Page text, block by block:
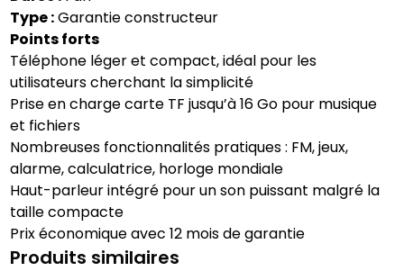
Type :Garantie constructeur
Points forts
Téléphone léger et compact, idéal pour les
utilisateurs cherchant la simplicité
Prise en charge carte TF jusqu’à 16 Go pour musique
et fichiers
Nombreuses fonctionnalités pratiques : FM, jeux,
alarme, calculatrice, horloge mondiale
Haut-parleur intégré pour un son puissant malgré la
taille compacte
Prix économique avec 12 mois de garantie
Produits similaires